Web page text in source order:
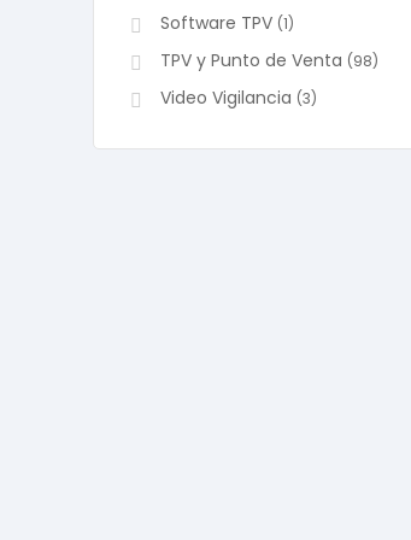
Software TPV (1)
TPV y Punto de Venta (98)
Video Vigilancia (3)